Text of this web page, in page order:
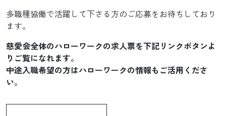
多職種協働で活躍して下さる方のご応募をお待ちしており
ます。
慈愛会全体のハローワークの求人票を下記リンクボタンよ
りご覧になれます。
中途入職希望の方はハローワークの情報もご活用くださ
い。